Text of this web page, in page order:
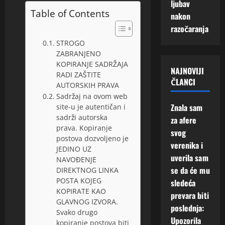
Table of Contents
STROGO
ZABRANJENO
KOPIRANJE SADRŽAJA
RADI ZAŠTITE
AUTORSKIH PRAVA
Sadržaj na ovom web
site-u je autentičan i
sadrži autorska
prava. Kopiranje
postova dozvoljeno je
JEDINO UZ
NAVOĐENJE
DIREKTNOG LINKA
POSTA KOJEG
KOPIRATE KAO
GLAVNOG IZVORA.
Svako drugo
kopiranje postova biti
n
n
ž
i
o
t
6
2026
m
Augusta,
n
J
a
v
i
s
e
3
Augusta,
2026
0
ljubav
nakon
razočaranja
NAJNOVIJI
ČLANCI
Znala sam
za afere
svog
verenika i
uverila sam
se da će mu
sledeća
prevara biti
poslednja:
Upozorila